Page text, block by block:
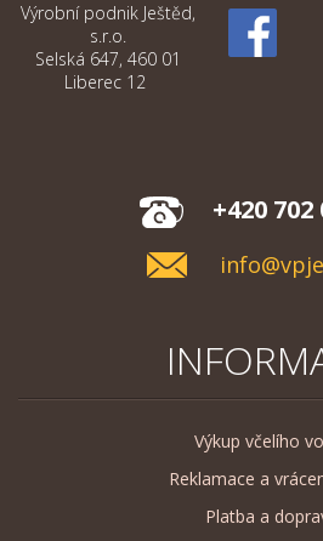
Výrobní podnik Ještěd,
s.r.o.
Selská 647, 460 01
Liberec 12
+420 702
Výkup včelího
Reklamace a
Platba a